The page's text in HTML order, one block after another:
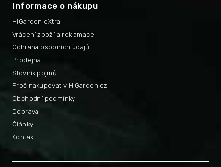
Informace o nákupu
HiGarden eXtra
Proč nakupovat v HiGarden.cz
Vrácení zboží a reklamace
Obchodní podmínky
Ochrana osobních údajů
Doprava
Prodejna
Články
Slovník pojmů
Kontakt